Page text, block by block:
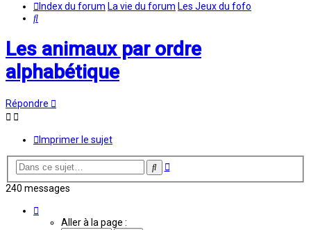
Index du forum La vie du forum Les Jeux du fofo
Rechercher
Les animaux par ordre
alphabétique
Répondre
Imprimer le sujet
Rechercher
Recherche
240 messages
Aller à la page :